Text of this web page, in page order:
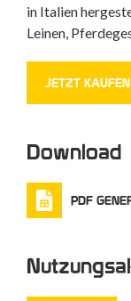
in Italien
Leinen,
JETZT KAUFEN
Download
PDF